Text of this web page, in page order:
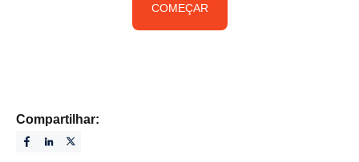
COMEÇAR
Compartilhar: